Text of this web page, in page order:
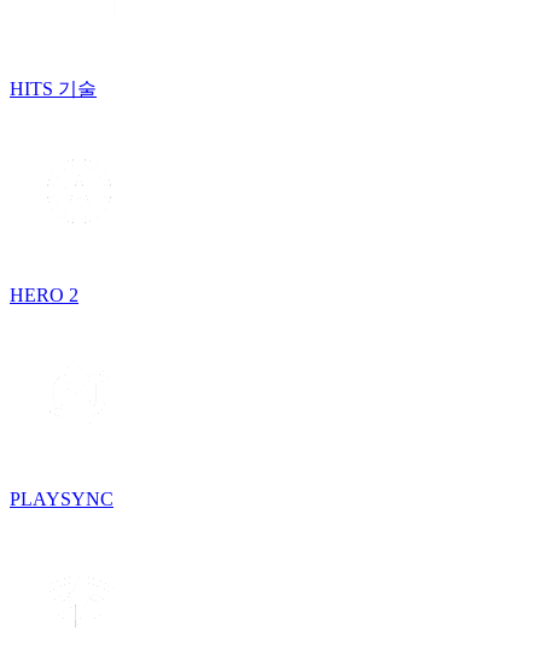
HITS 기술
HERO 2
PLAYSYNC